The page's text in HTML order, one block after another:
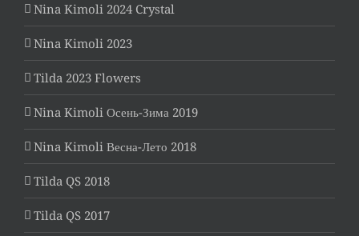
Nina Kimoli 2024 Crystal
Nina Kimoli 2023
Tilda 2023 Flowers
Nina Kimoli Осень-Зима 2019
Nina Kimoli Весна-Лето 2018
Tilda QS 2018
Tilda QS 2017